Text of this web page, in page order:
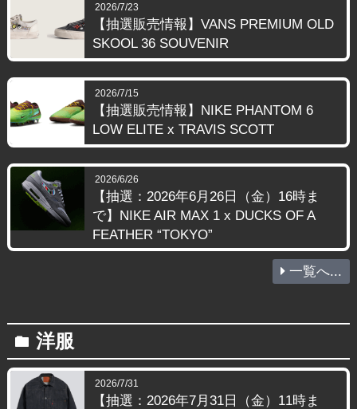
2026/7/23
【抽選販売情報】VANS PREMIUM OLD
SKOOL 36 SOUVENIR
2026/7/15
【抽選販売情報】NIKE PHANTOM 6
LOW ELITE x TRAVIS SCOTT
2026/6/26
【抽選：2026年6月26日（金）16時ま
で】NIKE AIR MAX 1 x DUCKS OF A
FEATHER “TOKYO”
一覧へ...
folder 洋服
2026/7/31
【抽選：2026年7月31日（金）11時ま